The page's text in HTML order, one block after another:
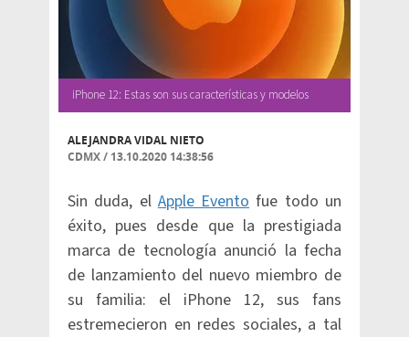
iPhone 12: Estas son sus características y modelos
ALEJANDRA VIDAL NIETO
CDMX/ 13.10.2020 14:38:56
Sin duda, elApple Eventofue todo un
éxito, pues desde que la prestigiada
marca de tecnología anunció la fecha
de lanzamiento del nuevo miembro de
su familia: el iPhone 12, sus fans
estremecieron en redes sociales, a tal